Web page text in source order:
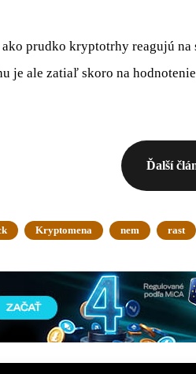
prudko kryptotrhy reagujú na
je ale zatiaľ skoro na
Ďalší
Kryptomena nem rast